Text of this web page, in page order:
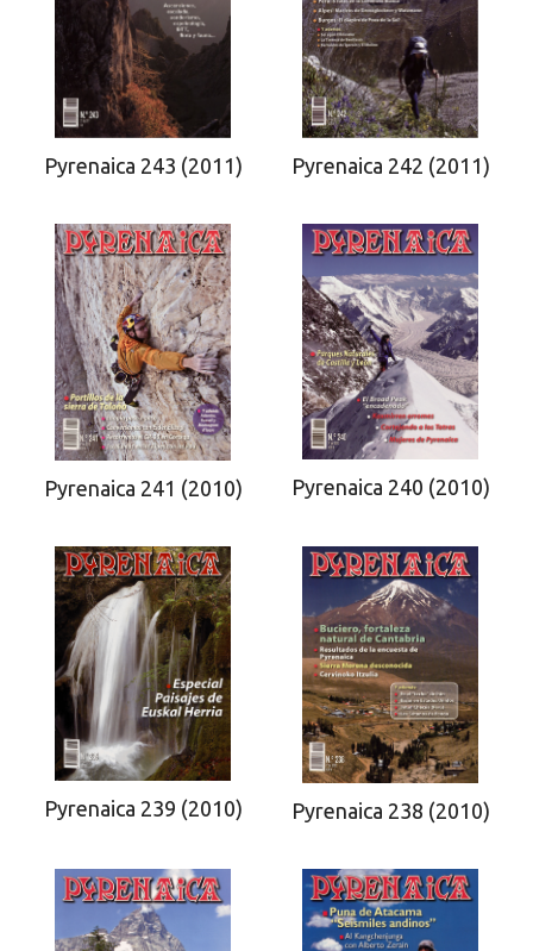
Pyrenaica 243 (2011) Pyrenaica 242 (2011)
Pyrenaica 241 (2010) Pyrenaica 240 (2010)
Pyrenaica 239 (2010) Pyrenaica 238 (2010)